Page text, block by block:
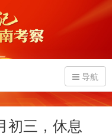
导航
初三，休息